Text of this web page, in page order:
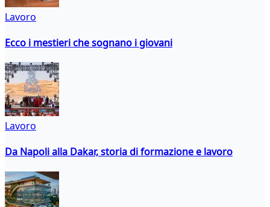
Lavoro
Ecco i mestieri che sognano i giovani
Lavoro
Da Napoli alla Dakar, storia di formazione e lavoro